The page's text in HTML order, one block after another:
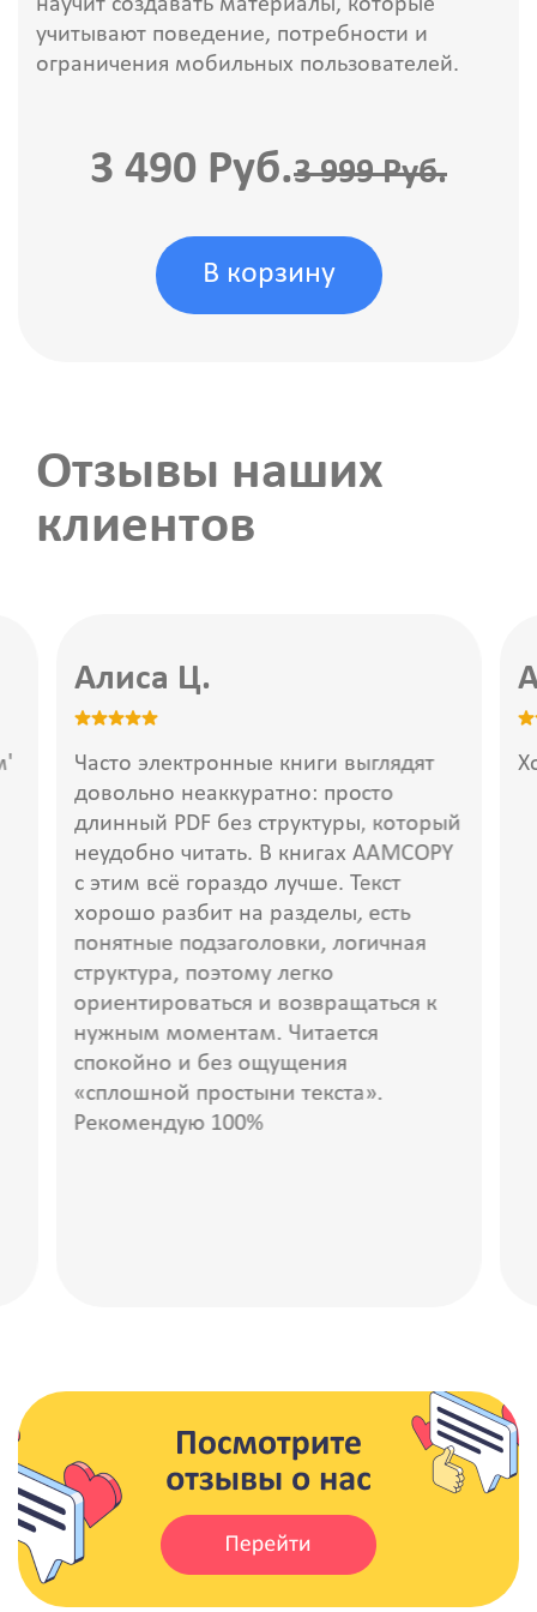
учитывают поведение, потребности и
ограничения мобильных пользователей.
3 490 Руб.3 999 Руб.
В корзину
Отзывы наших
клиентов
Алиса Ц.
Часто электронные книги выглядят
довольно неаккуратно: просто
длинный PDF без структуры, который
неудобно читать. В книгах AAMCOPY
с этим всё гораздо лучше. Текст
хорошо разбит на разделы, есть
понятные подзаголовки, логичная
структура, поэтому легко
ориентироваться и возвращаться к
нужным моментам. Читается
спокойно и без ощущения
«сплошной простыни текста».
Рекомендую 100%